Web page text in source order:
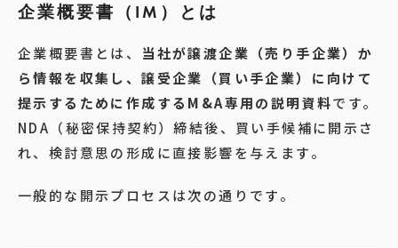
企業概要書（IM）とは
企業概要書とは、 当社が譲渡企業（売り手企業）か
ら情報を収集し、譲受企業（買い手企業）に向けて
提示するために作成するM&A専用の説明資料です。
NDA（秘密保持契約）締結後、買い手候補に開示さ
れ、検討意思の形成に直接影響を与えます。
一般的な開示プロセスは次の通りです。